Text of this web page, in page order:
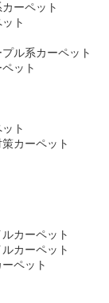
ーペット
ト
ル系カーペット
ット
ト
カーペット
カーペット
カーペット
ペット